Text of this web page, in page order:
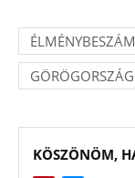
GÖRÖGORSZÁG
KÖSZÖNÖM,